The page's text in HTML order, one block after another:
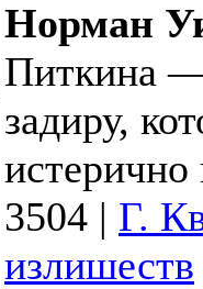
Норман
Питкина —
задиру,
3504 | Г.
излишеств